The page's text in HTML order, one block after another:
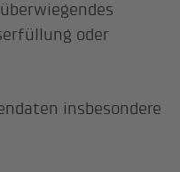
oder
insbesondere